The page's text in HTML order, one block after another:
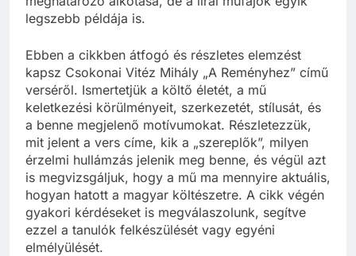
legszebb példája is.
Ebben a cikkben átfogó és részletes elemzést
kapsz Csokonai Vitéz Mihály „A Reményhez” című
verséről. Ismertetjük a költő életét, a mű
keletkezési körülményeit, szerkezetét, stílusát, és
a benne megjelenő motívumokat. Részletezzük,
mit jelent a vers címe, kik a „szereplők”, milyen
érzelmi hullámzás jelenik meg benne, és végül azt
is megvizsgáljuk, hogy a mű ma mennyire aktuális,
hogyan hatott a magyar költészetre. A cikk végén
gyakori kérdéseket is megválaszolunk, segítve
ezzel a tanulók felkészülését vagy egyéni
elmélyülését.